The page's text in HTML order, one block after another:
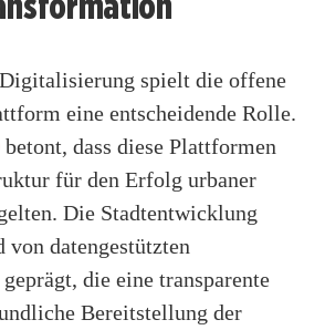
spielt die offene
eine entscheidende Rolle.
betont, dass diese Plattformen
für den Erfolg urbaner
Die Stadtentwicklung
von datengestützten
die eine transparente
Bereitstellung der